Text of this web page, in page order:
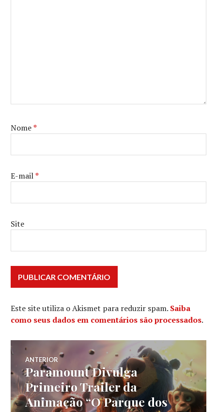
Nome*
E-mail*
Site
Este site utiliza o Akismet para reduzir spam. Saiba
como seus dados em comentários são processados.
Navegação
de
ANTERIOR
Post
anterior:
Paramount Divulga
Primeiro Trailer da
Animação “O Parque dos